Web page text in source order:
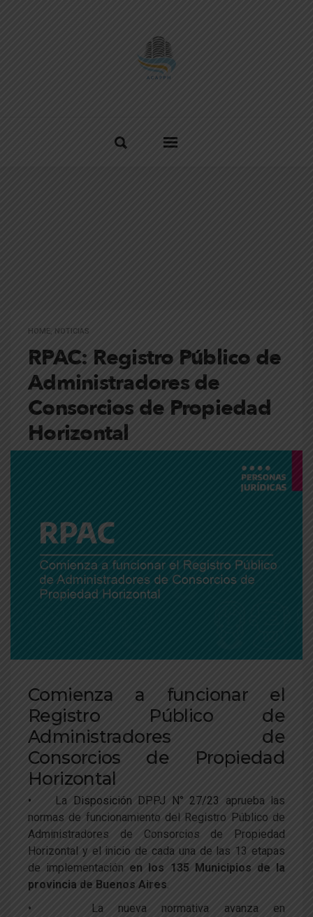
HOME NOTICIAS
RPAC: Registro Público de
Administradores de
Consorcios de Propiedad
Horizontal
Comienza a funcionar el
Registro Público de
Administradores de
Consorcios de Propiedad
Horizontal
• La Disposición DPPJ N° 27/23
aprueba las
normas de funcionamiento del Registro Público de
Administradores de Consorcios de Propiedad
Horizontal y el inicio de cada una de las 13 etapas
de implementación en los 135 Municipios de la
provincia de Buenos Aires
• La nueva normativa avanza en